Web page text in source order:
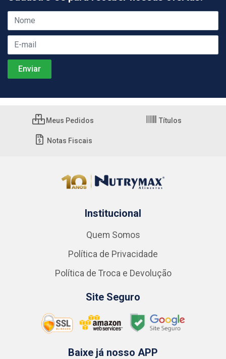
Meus Pedidos Títulos
Notas Fiscais
Institucional
Quem Somos
Política de Privacidade
Política de Troca e Devolução
Site Seguro
Baixe já nosso APP